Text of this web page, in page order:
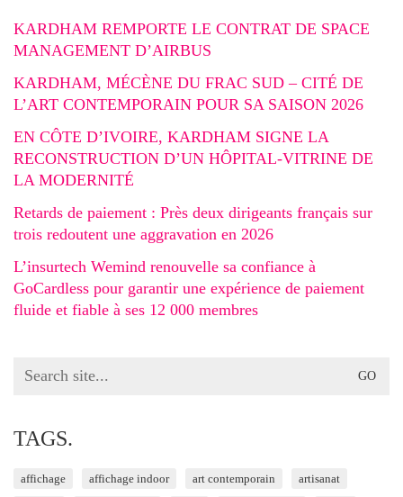
KARDHAM REMPORTE LE CONTRAT DE SPACE
MANAGEMENT D’AIRBUS
KARDHAM, MÉCÈNE DU FRAC SUD – CITÉ DE
L’ART CONTEMPORAIN POUR SA SAISON 2026
EN CÔTE D’IVOIRE, KARDHAM SIGNE LA
RECONSTRUCTION D’UN HÔPITAL-VITRINE DE
LA MODERNITÉ
Retards de paiement : Près deux dirigeants français sur
trois redoutent une aggravation en 2026
L’insurtech Wemind renouvelle sa confiance à
GoCardless pour garantir une expérience de paiement
fluide et fiable à ses 12 000 membres
Search
TAGS.
affichage affichage indoor art contemporain artisanat